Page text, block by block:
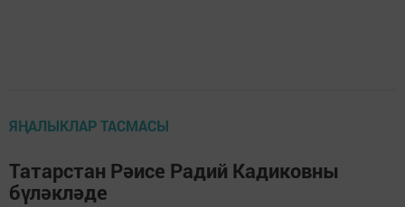
ЯҢАЛЫКЛАР ТАСМАСЫ
Татарстан Рәисе Радий Кадиковны
бүләкләде